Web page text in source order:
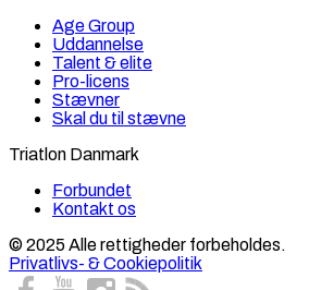
Age Group
Uddannelse
Talent & elite
Pro-licens
Stævner
Skal du til stævne
Triatlon Danmark
Forbundet
Kontakt os
© 2025 Alle rettigheder forbeholdes.
Privatlivs- & Cookiepolitik